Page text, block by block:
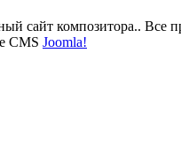
сайт композитора.. Все
CMS Joomla!